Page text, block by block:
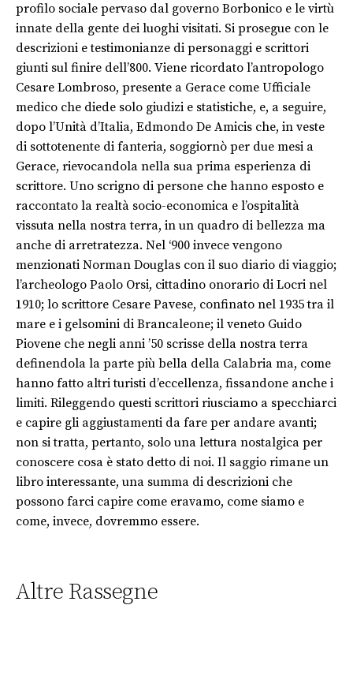
profilo sociale pervaso dal governo Borbonico e le virtù
innate della gente dei luoghi visitati. Si prosegue con le
descrizioni e testimonianze di personaggi e scrittori
giunti sul finire dell’800. Viene ricordato l’antropologo
Cesare Lombroso, presente a Gerace come Ufficiale
medico che diede solo giudizi e statistiche, e, a seguire,
dopo l’Unità d’Italia, Edmondo De Amicis che, in veste
di sottotenente di fanteria, soggiornò per due mesi a
Gerace, rievocandola nella sua prima esperienza di
scrittore. Uno scrigno di persone che hanno esposto e
raccontato la realtà socio-economica e l’ospitalità
vissuta nella nostra terra, in un quadro di bellezza ma
anche di arretratezza. Nel ‘900 invece vengono
menzionati Norman Douglas con il suo diario di viaggio;
l’archeologo Paolo Orsi, cittadino onorario di Locri nel
1910; lo scrittore Cesare Pavese, confinato nel 1935 tra il
mare e i gelsomini di Brancaleone; il veneto Guido
Piovene che negli anni ’50 scrisse della nostra terra
definendola la parte più bella della Calabria ma, come
hanno fatto altri turisti d’eccellenza, fissandone anche i
limiti. Rileggendo questi scrittori riusciamo a specchiarci
e capire gli aggiustamenti da fare per andare avanti;
non si tratta, pertanto, solo una lettura nostalgica per
conoscere cosa è stato detto di noi. Il saggio rimane un
libro interessante, una summa di descrizioni che
possono farci capire come eravamo, come siamo e
come, invece, dovremmo essere.
Altre Rassegne